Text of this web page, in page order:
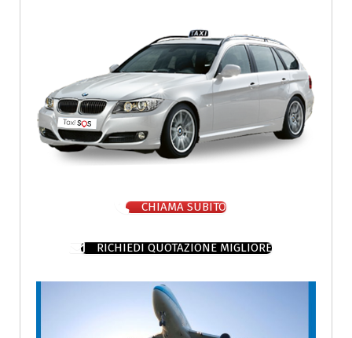
CHIAMA SUBITO
RICHIEDI QUOTAZIONE MIGLIORE